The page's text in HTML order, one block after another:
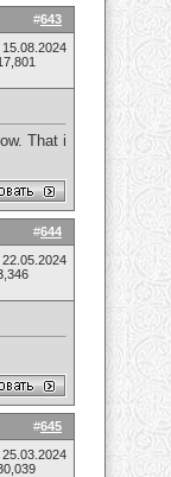
#643
15.08.2024
That i
#644
22.05.2024
#645
25.03.2024